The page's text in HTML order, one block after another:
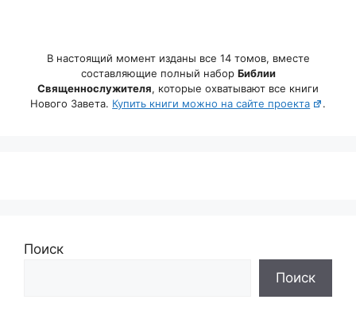
В настоящий момент изданы все 14 томов, вместе
составляющие полный набор Библии
Священнослужителя, которые охватывают все книги
Нового Завета. Купить книги можно на сайте проекта .
Поиск
Поиск